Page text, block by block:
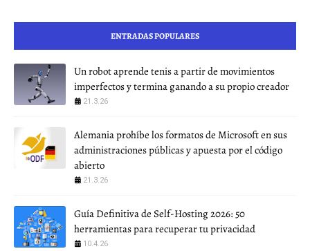
ENTRADAS POPULARES
Un robot aprende tenis a partir de movimientos
imperfectos y termina ganando a su propio creador
21.3.26
Alemania prohíbe los formatos de Microsoft en sus
administraciones públicas y apuesta por el código
abierto
21.3.26
Guía Definitiva de Self-Hosting 2026: 50
herramientas para recuperar tu privacidad
10.4.26